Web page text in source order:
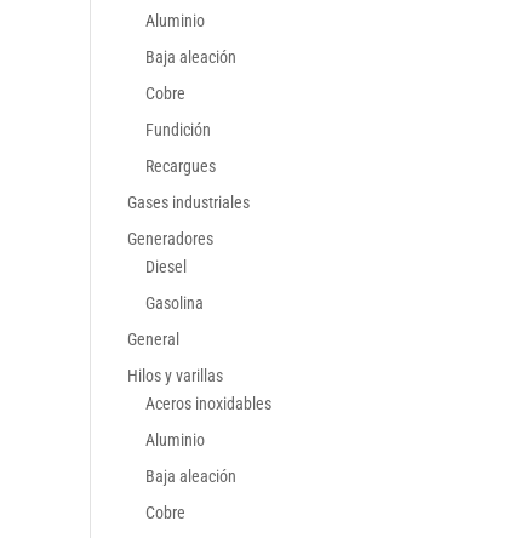
Aluminio
Baja aleación
Cobre
Fundición
Recargues
Gases industriales
Generadores
Diesel
Gasolina
General
Hilos y varillas
Aceros inoxidables
Aluminio
Baja aleación
Cobre